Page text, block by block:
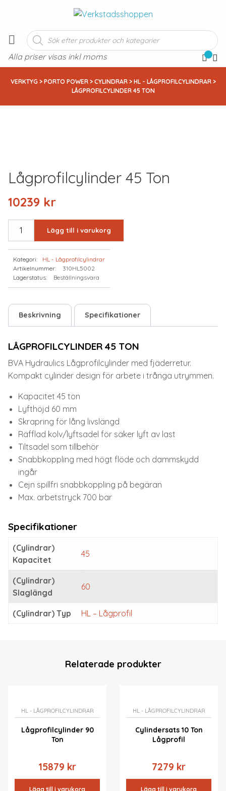
Alla priser visas inkl moms
Produktsökning
VERKTYG> PORTO POWER> CYLINDRAR> HL - LÅGPROFILCYLINDRAR>
LÅGPROFILCYLINDER 45 TON
Lågprofilcylinder 45 Ton
10239 kr
LÅGPROFILCYLINDER
TON
mängd
Lägg till i varukorg
Kategori:
HL - Lågprofilcylindrar
Artikelnummer:
310HL5002
Lagerstatus:
Beställningsvara
Beskrivning Specifikationer
LÅGPROFILCYLINDER 45 TON
BVA Hydraulics Lågprofilcylinder med fjäderretur.
Kompakt cylinder design för arbete i trånga utrymmen.
Kapacitet 45 ton
Lyfthöjd 60 mm
Skrapring för lång livslängd
Räfflad kolv/lyftsadel för säker lyft av last
Tiltsadel som tillbehör
Snabbkoppling med högt flöde och dammskydd
ingår
Cejn spillfri snabbkoppling på begäran
Max. arbetstryck 700 bar
Specifikationer
(Cylindrar)
Kapacitet
45
(Cylindrar)
Slaglängd
60
(Cylindrar) Typ HL – Lågprofil
Relaterade produkter
HL - LÅGPROFILCYLINDRAR
Lågprofilcylinder 90
Ton
15879 kr
Lägg till i varukorg
HL - LÅGPROFILCYLINDRAR
Cylindersats 10 Ton
Lågprofil
7279 kr
Lägg till i varukorg